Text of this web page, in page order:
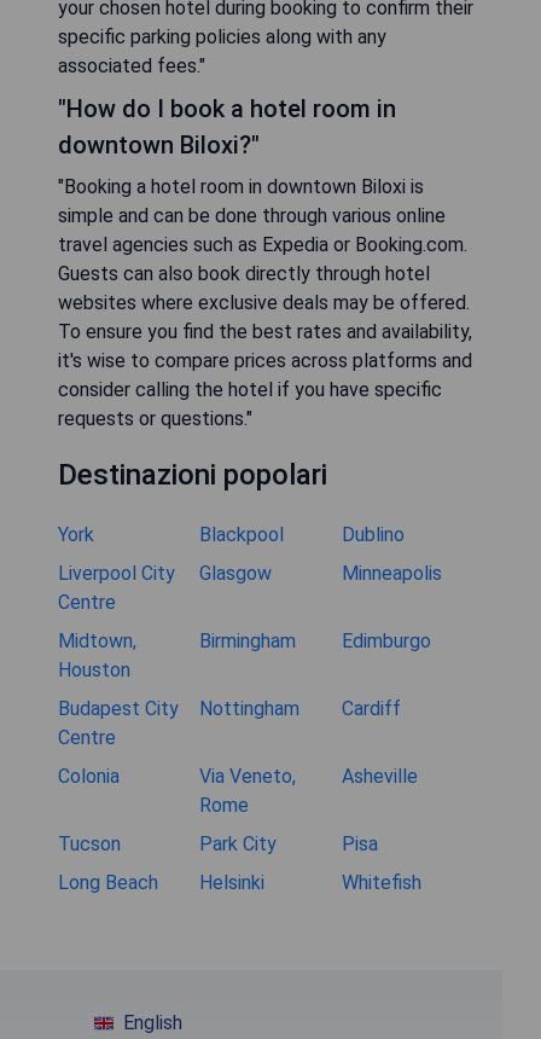
your chosen hotel during booking to confirm their
specific parking policies along with any
associated fees."
"How do I book a hotel room in
downtown Biloxi?"
"Booking a hotel room in downtown Biloxi is
simple and can be done through various online
travel agencies such as Expedia or Booking.com.
Guests can also book directly through hotel
websites where exclusive deals may be offered.
To ensure you find the best rates and availability,
it's wise to compare prices across platforms and
consider calling the hotel if you have specific
requests or questions."
Destinazioni popolari
York Blackpool
Dublino
Liverpool City
Centre
Glasgow Minneapolis
Midtown,
Houston
Birmingham Edimburgo
Budapest City
Centre
Nottingham Cardiff
Colonia
Via Veneto,
Rome
Asheville
Tucson Park City
Pisa
Long Beach
Helsinki Whitefish
English